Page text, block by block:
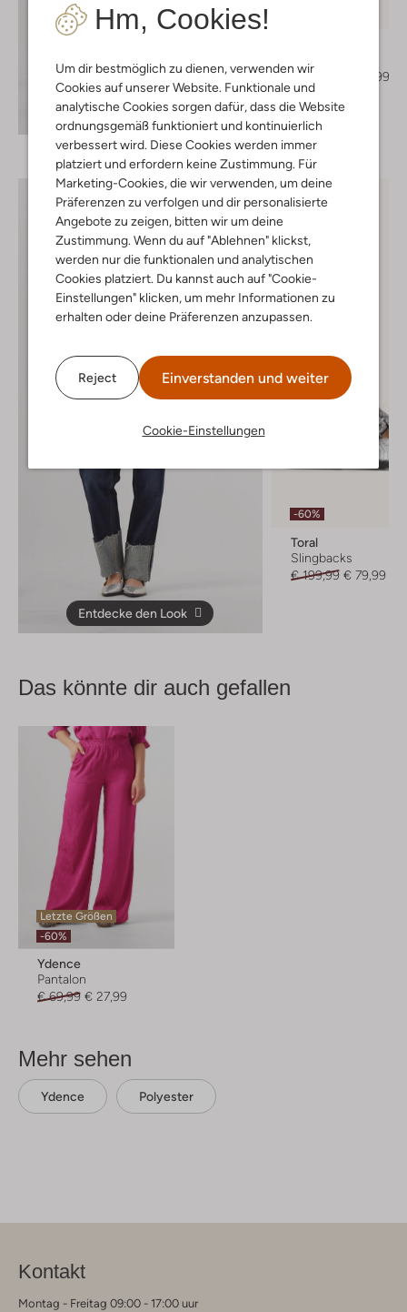
Hm, Cookies!
Um dir bestmöglich zu dienen, verwenden wir
Cookies auf unserer Website. Funktionale und
analytische Cookies sorgen dafür, dass die Website
ordnungsgemäß funktioniert und kontinuierlich
verbessert wird. Diese Cookies werden immer
platziert und erfordern keine Zustimmung. Für
Marketing-Cookies, die wir verwenden, um deine
Präferenzen zu verfolgen und dir personalisierte
Angebote zu zeigen, bitten wir um deine
Zustimmung. Wenn du auf "Ablehnen" klickst,
werden nur die funktionalen und analytischen
Cookies platziert. Du kannst auch auf "Cookie-
Einstellungen" klicken, um mehr Informationen zu
erhalten oder deine Präferenzen anzupassen.
Reject Einverstanden und weiter
Cookie-Einstellungen
Entdecke den Look
€ 149,99
€ 44,99
+ mehr farben
Entdecke den Look
-60%
Toral
Slingbacks
€ 199,99 € 79,99
Das könnte dir auch gefallen
Letzte Größen
-60%
Ydence
Pantalon
€ 69,99 € 27,99
Mehr sehen
Ydence Polyester
Kontakt
Montag - Freitag 09:00 - 17:00 uur